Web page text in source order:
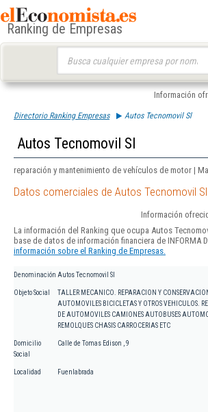
Ranking de Empresas
Información
Directorio Ranking Empresas Autos Tecnomovil Sl
Autos Tecnomovil Sl
reparación y mantenimiento de vehículos de motor |
Datos comerciales de Autos Tecnomovil Sl
Información
La información del Ranking que ocupa Autos
base de datos de información financiera de INFORMA
información sobre el Ranking de Empresas.
Denominación Autos Tecnomovil Sl
Objeto Social
TALLER MECANICO. REPARACION Y
AUTOMOVILES BICICLETAS Y OTROS VEHICULOS.
DE AUTOMOVILES CAMIONES AUTOBUSES
REMOLQUES CHASIS CARROCERIAS ETC
Domicilio
Social
Calle de Tomas Edison , 9
Localidad Fuenlabrada